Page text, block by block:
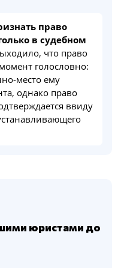
право
в судебном
что право
голословно:
место ему
однако право
ввиду
юристами до